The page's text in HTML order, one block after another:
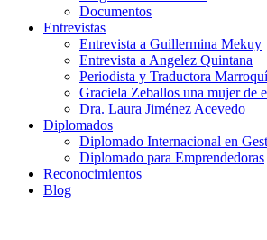
Documentos
Entrevistas
Entrevista a Guillermina Mekuy
Entrevista a Angelez Quintana
Periodista y Traductora
Graciela Zeballos una mujer de
Dra. Laura Jiménez Acevedo
Diplomados
Diplomado Internacional en
Diplomado para Emprendedoras
Reconocimientos
Blog